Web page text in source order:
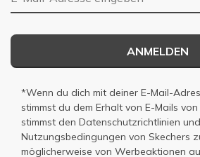
ANMELDEN
*Wenn du dich mit deiner E-Mail-
stimmst du dem Erhalt von E-Mails
stimmst den Datenschutzrichtlinien und
Nutzungsbedingungen von Skechers
möglicherweise von Werbeaktionen